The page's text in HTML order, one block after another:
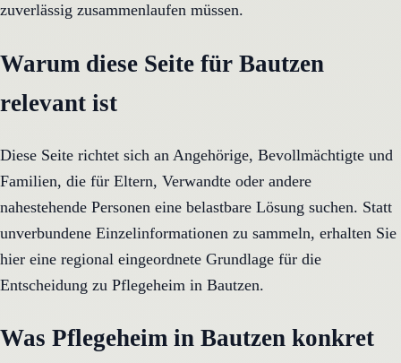
zuverlässig zusammenlaufen müssen.
Warum diese Seite für Bautzen
relevant ist
Diese Seite richtet sich an Angehörige, Bevollmächtigte und
Familien, die für Eltern, Verwandte oder andere
nahestehende Personen eine belastbare Lösung suchen. Statt
unverbundene Einzelinformationen zu sammeln, erhalten Sie
hier eine regional eingeordnete Grundlage für die
Entscheidung zu Pflegeheim in Bautzen.
Was Pflegeheim in Bautzen konkret